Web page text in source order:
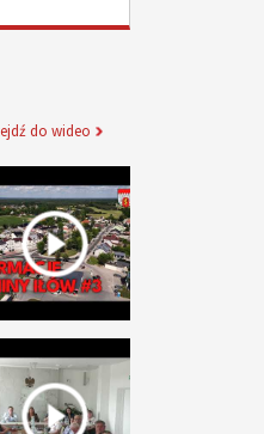
do wideo
obchodów Jubileuszu 520.
zakończenia Roku